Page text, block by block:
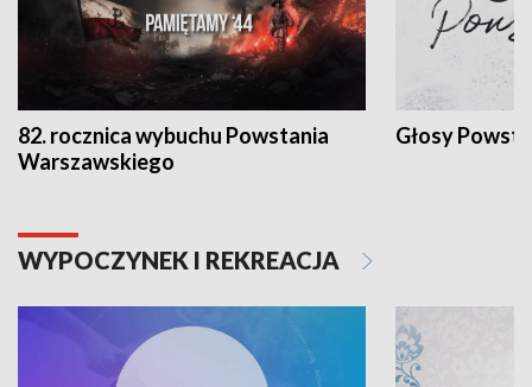
82. rocznica wybuchu Powstania
Warszawskiego
Głosy
WYPOCZYNEK I REKREACJA